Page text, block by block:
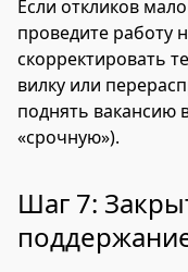
Если откликов
проведите работу
скорректировать
вилку или
поднять вакансию
«срочную»).
Шаг 7: